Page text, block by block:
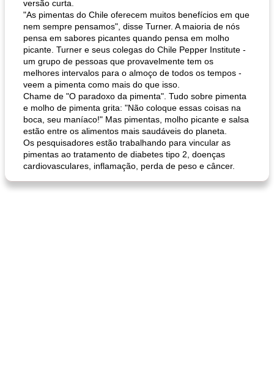
versão curta.
"As pimentas do Chile oferecem muitos benefícios em que
nem sempre pensamos", disse Turner. A maioria de nós
pensa em sabores picantes quando pensa em molho
picante. Turner e seus colegas do Chile Pepper Institute -
um grupo de pessoas que provavelmente tem os
melhores intervalos para o almoço de todos os tempos -
veem a pimenta como mais do que isso.
Chame de "O paradoxo da pimenta". Tudo sobre pimenta
e molho de pimenta grita: "Não coloque essas coisas na
boca, seu maníaco!" Mas pimentas, molho picante e salsa
estão entre os alimentos mais saudáveis ​​do planeta.
Os pesquisadores estão trabalhando para vincular as
pimentas ao tratamento de diabetes tipo 2, doenças
cardiovasculares, inflamação, perda de peso e câncer.